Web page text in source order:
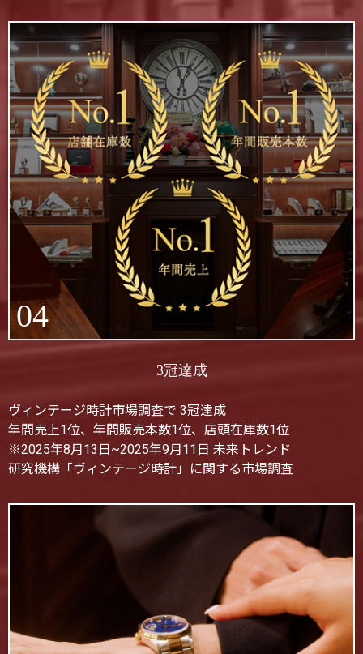
04
3冠達成
ヴィンテージ時計市場調査で 3冠達成
年間売上1位、年間販売本数1位、店頭在庫数1位
※2025年8月13日~2025年9月11日 未来トレンド
研究機構「ヴィンテージ時計」に関する市場調査